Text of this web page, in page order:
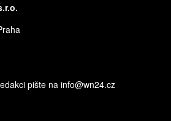
pište na info@wn24.cz